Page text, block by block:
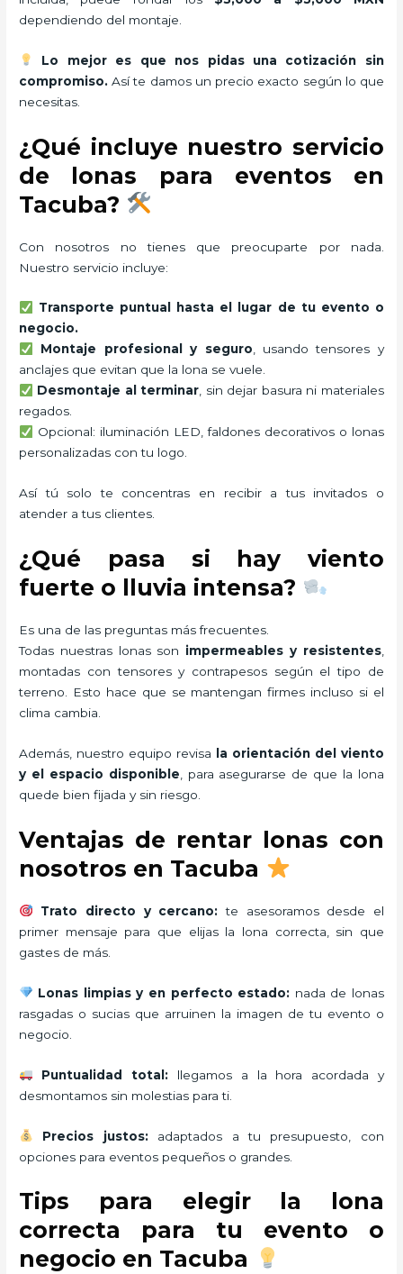
dependiendo del montaje.
Lo mejor es que nos pidas una cotización sin
compromiso. Así te damos un precio exacto según lo que
necesitas.
¿Qué incluye nuestro servicio
de lonas para eventos en
Tacuba?
Con nosotros no tienes que preocuparte por nada.
Nuestro servicio incluye:
Transporte puntual hasta el lugar de tu evento o
negocio.
Montaje profesional y seguro, usando tensores y
anclajes que evitan que la lona se vuele.
Desmontaje al terminar, sin dejar basura ni materiales
regados.
Opcional: iluminación LED, faldones decorativos o lonas
personalizadas con tu logo.
Así tú solo te concentras en recibir a tus invitados o
atender a tus clientes.
¿Qué pasa si hay viento
fuerte o lluvia intensa?
Es una de las preguntas más frecuentes.
Todas nuestras lonas son impermeables y resistentes,
montadas con tensores y contrapesos según el tipo de
terreno. Esto hace que se mantengan firmes incluso si el
clima cambia.
Además, nuestro equipo revisa
la orientación del viento
y el espacio disponible , para asegurarse de que la lona
quede bien fijada y sin riesgo.
Ventajas de rentar lonas con
nosotros en Tacuba
Trato directo y cercano: te asesoramos desde el
primer mensaje para que elijas la lona correcta, sin que
gastes de más.
Lonas limpias y en perfecto estado: nada de lonas
rasgadas o sucias que arruinen la imagen de tu evento o
negocio.
Puntualidad total: llegamos a la hora acordada y
desmontamos sin molestias para ti.
Precios justos:adaptados a tu presupuesto, con
opciones para eventos pequeños o grandes.
Tips para elegir la lona
correcta para tu evento o
negocio en Tacuba